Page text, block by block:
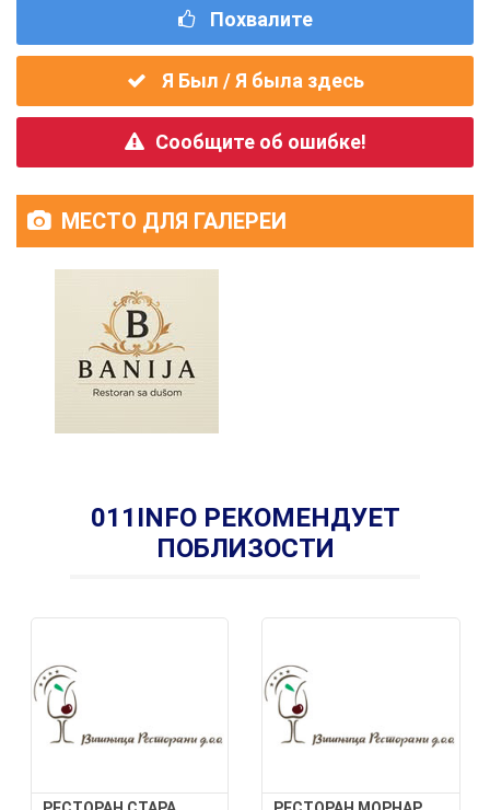
Похвалите
Я Был / Я была здесь
Сообщите об ошибке!
МЕСТО ДЛЯ ГАЛЕРЕИ
011INFO РЕКОМЕНДУЕТ
ПОБЛИЗОСТИ